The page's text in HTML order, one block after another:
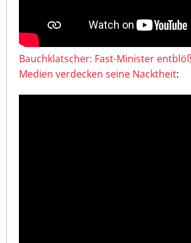
Bauchklatscher: Fast-Minister
Medien verdecken seine Nacktheit: